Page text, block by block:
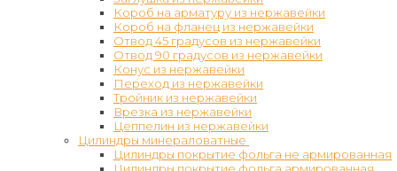
Короб на арматуру из нержавейки
Короб на фланец из нержавейки
Отвод 45 градусов из нержавейки
Отвод 90 градусов из нержавейки
Конус из нержавейки
Переход из нержавейки
Тройник из нержавейки
Врезка из нержавейки
Цеппелин из нержавейки
Цилиндры минераловатные
Цилиндры покрытие фольга не армированная